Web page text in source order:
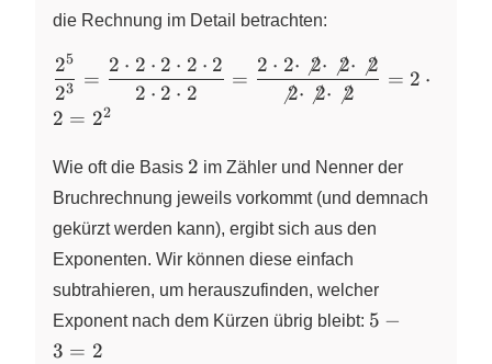
3^7
die Rechnung im Detail betrachten:
\dfrac{2^{5}}
{2^{3}} =
\dfrac{2
2 \cdot 2
\cdot 2}{2
\cdot 2 \cdot
2} = \dfrac{2
\cdot 2 \cdot
\not{2} \cdot
\not{2} \cdot
\not{2}}
23
25
=
2 ⋅ 2 ⋅ 2
2 ⋅ 2 ⋅ 2 ⋅ 2 ⋅ 2
=

2⋅ 
2⋅ 
2
2 ⋅ 2⋅ 
2⋅ 
2⋅ 
2
= 2 ⋅
2 = 22
Wie oft die Basis 2
2 im Zähler und Nenner der
Bruchrechnung jeweils vorkommt (und demnach
gekürzt werden kann), ergibt sich aus den
Exponenten. Wir können diese einfach
subtrahieren, um herauszufinden, welcher
Exponent nach dem Kürzen übrig bleibt: 5
5 −
3 = 2